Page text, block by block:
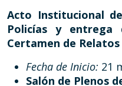
Acto Institucional
Policías y entrega
Certamen de Relatos
Fecha de Inicio: 21
Salón de Plenos